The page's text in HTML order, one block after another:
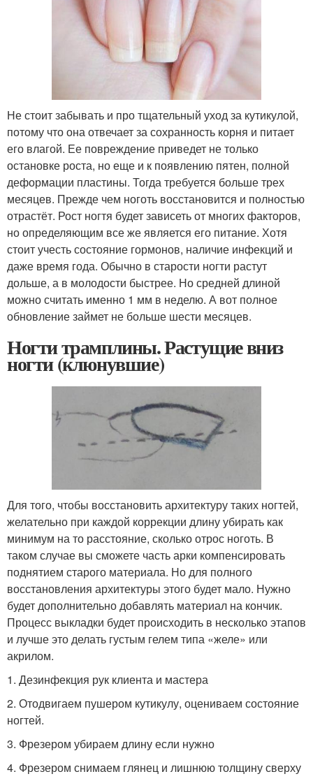
Не стоит забывать и про тщательный уход за кутикулой,
потому что она отвечает за сохранность корня и питает
его влагой. Ее повреждение приведет не только
остановке роста, но еще и к появлению пятен, полной
деформации пластины. Тогда требуется больше трех
месяцев. Прежде чем ноготь восстановится и полностью
отрастёт. Рост ногтя будет зависеть от многих факторов,
но определяющим все же является его питание. Хотя
стоит учесть состояние гормонов, наличие инфекций и
даже время года. Обычно в старости ногти растут
дольше, а в молодости быстрее. Но средней длиной
можно считать именно 1 мм в неделю. А вот полное
обновление займет не больше шести месяцев.
Ногти трамплины. Растущие вниз
ногти (клюнувшие)
Для того, чтобы восстановить архитектуру таких ногтей,
желательно при каждой коррекции длину убирать как
минимум на то расстояние, сколько отрос ноготь. В
таком случае вы сможете часть арки компенсировать
поднятием старого материала. Но для полного
восстановления архитектуры этого будет мало. Нужно
будет дополнительно добавлять материал на кончик.
Процесс выкладки будет происходить в несколько этапов
и лучше это делать густым гелем типа «желе» или
акрилом.
1. Дезинфекция рук клиента и мастера
2. Отодвигаем пушером кутикулу, оцениваем состояние
ногтей.
3. Фрезером убираем длину если нужно
4. Фрезером снимаем глянец и лишнюю толщину сверху